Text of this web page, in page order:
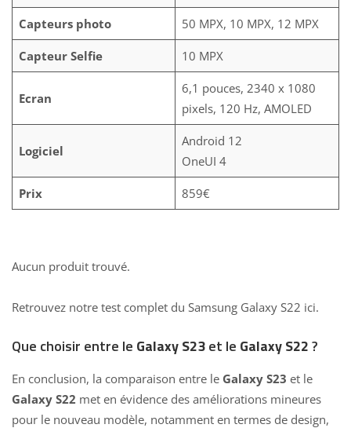
Capteurs photo 50 MPX, 10 MPX, 12 MPX
Capteur Selfie 10 MPX
Ecran
6,1 pouces, 2340 x 1080
pixels, 120 Hz, AMOLED
Logiciel
Android 12
OneUI 4
Prix 859€
Aucun produit trouvé.
Retrouvez notre test complet du Samsung Galaxy S22 ici.
Que choisir entre le Galaxy S23et le Galaxy S22?
En conclusion, la comparaison entre le Galaxy S23 et le
Galaxy S22 met en évidence des améliorations mineures
pour le nouveau modèle, notamment en termes de design,